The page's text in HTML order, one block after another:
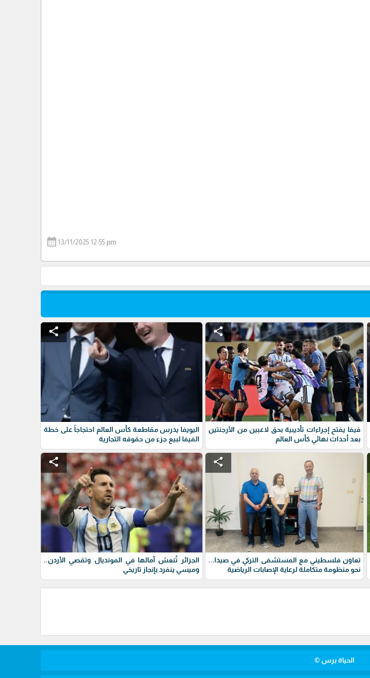
calendar_month 13/11/2025 12:55 pm
share
فيفا يفتح إجراءات تأديبية بحق لاعبين من الأرجنتين
بعد أحداث نهائي كأس العالم
share
اليويفا يدرس مقاطعة كأس العالم احتجاجاً على خطة
الفيفا لبيع جزء من حقوقه التجارية
share
تعاون فلسطيني مع المستشفى التركي في صيدا...
نحو منظومة متكاملة لرعاية الإصابات الرياضية
share
الجزائر تُنعش آمالها في المونديال وتقصي الأردن..
وميسي ينفرد بإنجاز تاريخي
الحياة برس ©